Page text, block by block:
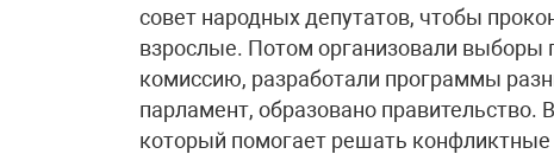
совет народных депутатов, чтобы
взрослые. Потом организовали выборы
комиссию, разработали программы
парламент, образовано правительство.
который помогает решать